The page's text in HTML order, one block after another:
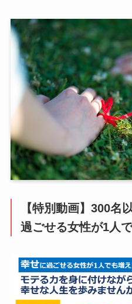
【特別動画】300名
過ごせる女性が1人